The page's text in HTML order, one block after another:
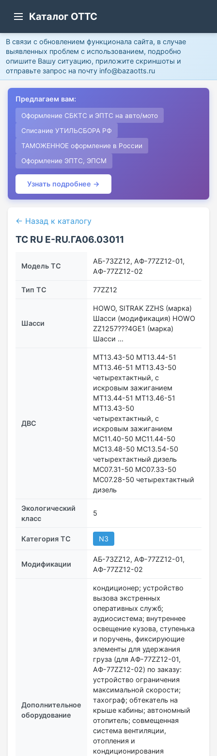
Каталог ОТТС
В связи с обновлением функционала сайта, в случае
выявленных проблем с использованием, подробно
опишите Вашу ситуацию, приложите скриншоты и
отправьте запрос на почту info@bazaotts.ru
Предлагаем вам:
Оформление СБКТС и ЭПТС на авто/мото
Списание УТИЛЬСБОРА РФ
ТАМОЖЕННОЕ оформление в России
Оформление ЭПТС, ЭПСМ
Узнать подробнее →
← Назад к каталогу
ТС RU Е-RU.ГА06.03011
Модель ТС
АБ-73ZZ12, АФ-77ZZ12-01,
АФ-77ZZ12-02
Тип ТС 77ZZ12
Шасси
HOWO, SITRAK ZZHS (марка)
Шасси (модификация) HOWO
ZZ1257???4GE1 (марка)
Шасси …
ДВС
MT13.43-50 MT13.44-51
MT13.46-51 MT13.43-50
четырехтактный, с
искровым зажиганием
MT13.44-51 MT13.46-51
MT13.43-50
четырехтактный, с
искровым зажиганием
МС11.40-50 МС11.44-50
MC13.48-50 MC13.54-50
четырехтактный дизель
MC07.31-50 MC07.33-50
MC07.28-50 четырехтактный
дизель
Экологический
класс
5
Категория ТС N3
Модификации
АБ-73ZZ12, АФ-77ZZ12-01,
АФ-77ZZ12-02
Дополнительное
оборудование
кондиционер; устройство
вызова экстренных
оперативных служб;
аудиосистема; внутреннее
освещение кузова, ступенька
и поручень, фиксирующие
элементы для удержания
груза (для АФ-77ZZ12-01,
АФ-77ZZ12-02) по заказу:
устройство ограничения
максимальной скорости;
тахограф; обтекатель на
крыше кабины; автономный
отопитель; совмещенная
система вентиляции,
отопления и
кондиционирования